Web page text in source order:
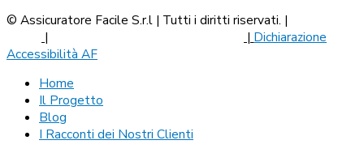
© Assicuratore Facile S.r.l | Tutti i diritti riservati. |
| | Dichiarazione
Accessibilità AF
Home
Il Progetto
Blog
I Racconti dei Nostri Clienti